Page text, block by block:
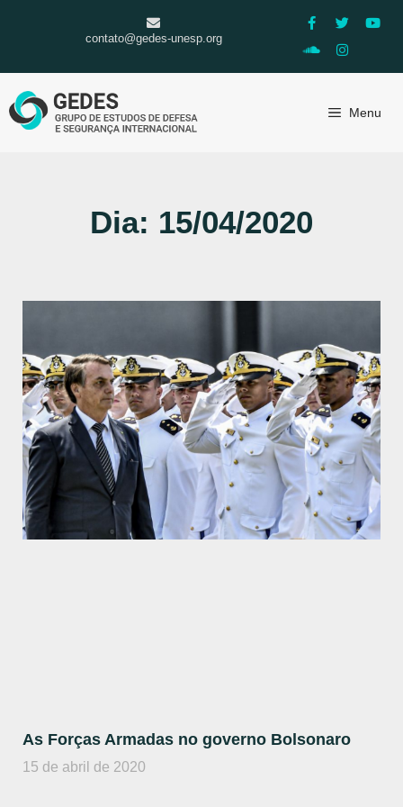
contato@gedes-unesp.org
Menu
Dia: 15/04/2020
As Forças Armadas no governo Bolsonaro
15 de abril de 2020